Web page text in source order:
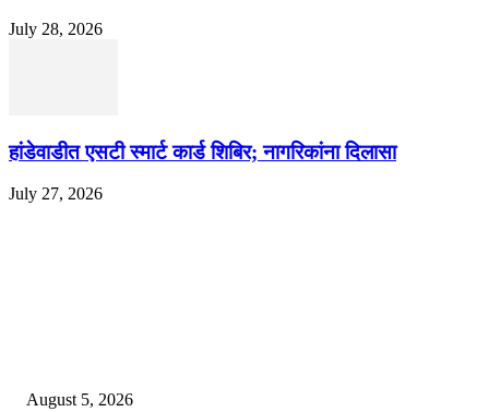
July 28, 2026
हांडेवाडीत एसटी स्मार्ट कार्ड शिबिर; नागरिकांना दिलासा
July 27, 2026
August 5, 2026